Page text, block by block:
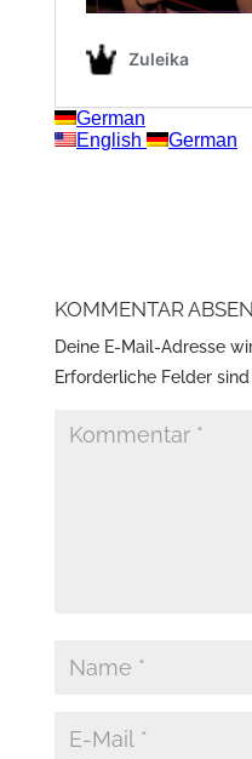
KOMMENTAR
Deine E-Mail-Adresse
Erforderliche Felder